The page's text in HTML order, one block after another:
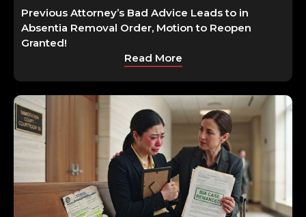
Previous Attorney’s Bad Advice Leads to in
Absentia Removal Order, Motion to Reopen
Granted!
Read More